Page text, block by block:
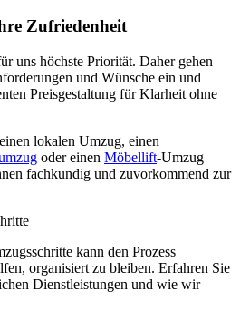
Zufriedenheit
uns höchste Priorität. Daher gehen
und Wünsche ein und
Preisgestaltung für Klarheit ohne
lokalen Umzug, einen
oder einen Möbellift-Umzug
fachkundig und zuvorkommend zur
kann den Prozess
organisiert zu bleiben. Erfahren Sie
Dienstleistungen und wie wir